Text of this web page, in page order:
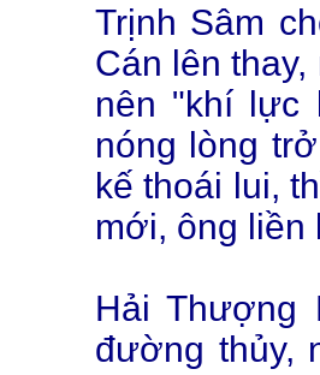
Trịnh Sâm
Cán lên
nên "khí lực
nóng lòng
kế thoái lui,
mới, ông
Hải Thượng
đường thủy,